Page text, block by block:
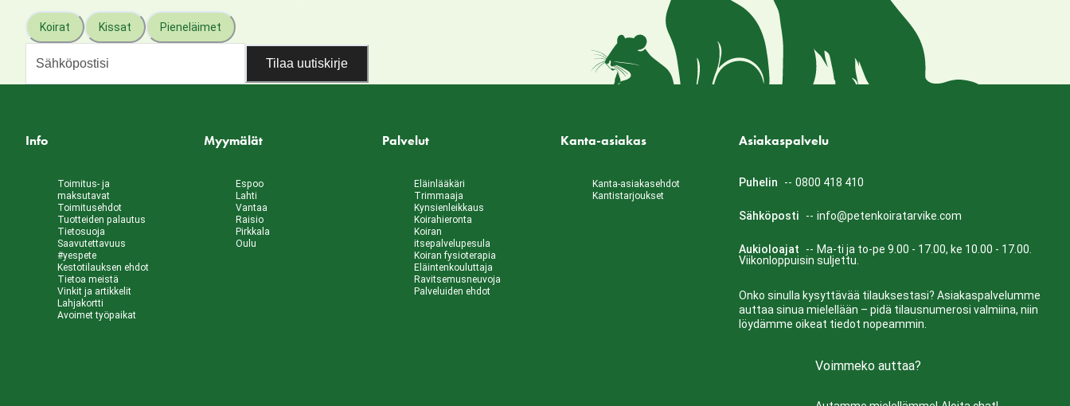
Koirat Kissat Pieneläimet
Tilaa uutiskirje
Info
Toimitus- ja
maksutavat
Toimitusehdot
Tuotteiden palautus
Tietosuoja
Saavutettavuus
#yespete
Kestotilauksen ehdot
Tietoa meistä
Vinkit ja artikkelit
Lahjakortti
Avoimet työpaikat
Myymälät
Espoo
Lahti
Vantaa
Raisio
Pirkkala
Oulu
Palvelut
Eläinlääkäri
Trimmaaja
Kynsienleikkaus
Koirahieronta
Koiran
itsepalvelupesula
Koiran fysioterapia
Eläintenkouluttaja
Ravitsemusneuvoja
Palveluiden ehdot
Kanta-asiakas
Kanta-asiakasehdot
Kantistarjoukset
Asiakaspalvelu
Puhelin -- 0800 418 410
Sähköposti -- info@petenkoiratarvike.com
Aukioloajat -- Ma-ti ja to-pe 9.00 - 17.00, ke 10.00 - 17.00.
Viikonloppuisin suljettu.
Onko sinulla kysyttävää tilauksestasi? Asiakaspalvelumme
auttaa sinua mielellään – pidä tilausnumerosi valmiina, niin
löydämme oikeat tiedot nopeammin.
Voimmeko auttaa?